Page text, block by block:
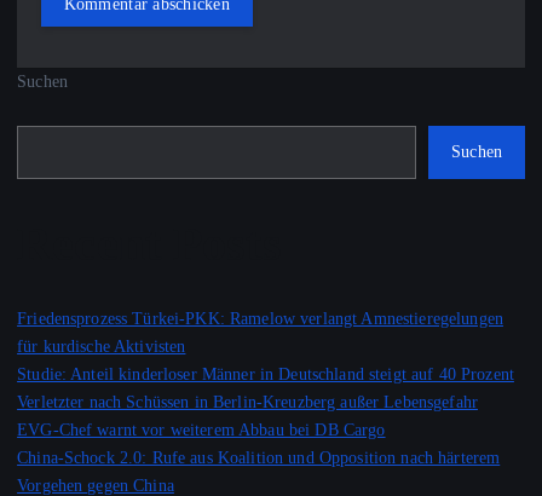
Suchen
Suchen
Friedensprozess Türkei-PKK: Ramelow verlangt Amnestieregelungen
für kurdische Aktivisten
Studie: Anteil kinderloser Männer in Deutschland steigt auf 40 Prozent
Verletzter nach Schüssen in Berlin-Kreuzberg außer Lebensgefahr
EVG-Chef warnt vor weiterem Abbau bei DB Cargo
China-Schock 2.0: Rufe aus Koalition und Opposition nach härterem
Vorgehen gegen China